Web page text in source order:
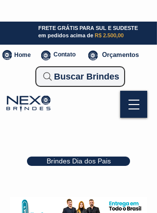
Brindes Dia dos Pais
FRETE GRÁTIS PARA SUL E SUDESTE
em pedidos acima de R$ 2.500,00
Home Contato Orçamentos
Buscar Brindes